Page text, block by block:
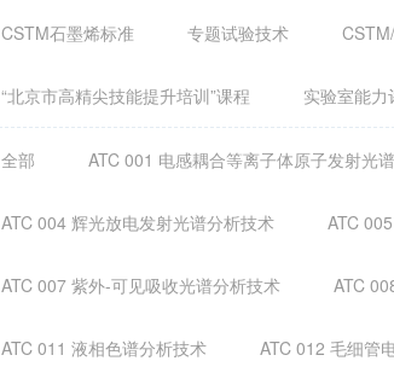
CSTM石墨烯标准 专题试验技术
“北京市高精尖技能提升培训”课程 实验室能力
全部 ATC 001 电感耦合等离子体原子发射光
ATC 004 辉光放电发射光谱分析技术 ATC
ATC 007 紫外-可见吸收光谱分析技术 ATC
ATC 011 液相色谱分析技术 ATC 012 毛细管